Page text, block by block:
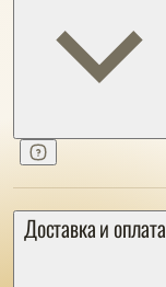
Доставка и оплата